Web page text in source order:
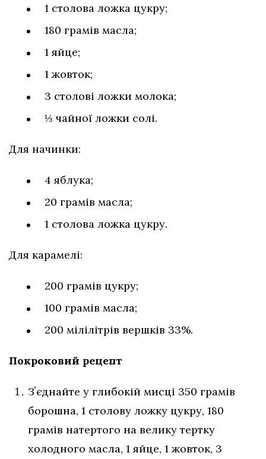
1 столова ложка цукру;
180 грамів масла;
1 яйце;
1 жовток;
3 столові ложки молока;
⅓ чайної ложки солі.
Для начинки:
4 яблука;
20 грамів масла;
1 столова ложка цукру.
Для карамелі:
200 грамів цукру;
100 грамів масла;
200 мілілітрів вершків 33%.
Покроковий рецепт
Зʼєднайте у глибокій мисці 350 грамів
борошна, 1 столову ложку цукру, 180
грамів натертого на велику тертку
холодного масла, 1 яйце, 1 жовток, 3